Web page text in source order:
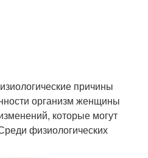
причины
организм женщины
которые могут
физиологических